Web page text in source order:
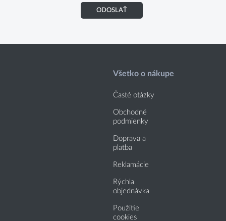
ODOSLAŤ
Všetko o nákupe
Časté otázky
Obchodné
podmienky
Doprava a
platba
Reklamácie
Rýchla
objednávka
Použitie
cookies